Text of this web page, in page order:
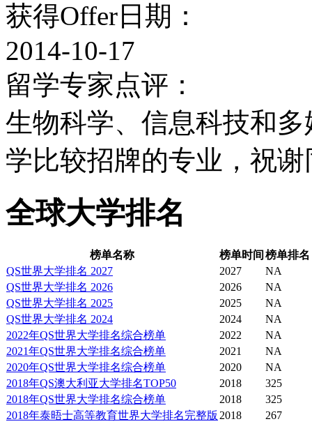
获得Offer日期：
2014-10-17
留学专家点评：
生物科学、信息科技和
学比较招牌的专业，祝
全球大学排名
榜单名称 榜单时间 榜单排名
QS世界大学排名 2027
2027
NA
QS世界大学排名 2026
2026
NA
QS世界大学排名 2025
2025
NA
QS世界大学排名 2024
2024
NA
2022年QS世界大学排名综合榜单
2022
NA
2021年QS世界大学排名综合榜单
2021
NA
2020年QS世界大学排名综合榜单
2020
NA
2018年QS澳大利亚大学排名TOP50
2018
325
2018年QS世界大学排名综合榜单
2018
325
2018年泰晤士高等教育世界大学排名完整版 2018 267